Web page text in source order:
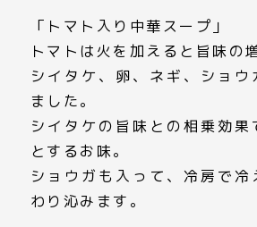
「トマト入り中華スープ」
トマトは火を加えると旨味の
シイタケ、卵、ネギ、ショウ
ました。
シイタケの旨味との相乗効果
とするお味。
ショウガも入って、冷房で冷
わり沁みます。